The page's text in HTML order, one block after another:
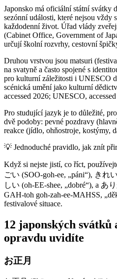
Japonsko má oficiální státní svátky
sezónní události, které nejsou vždy
každodenní život. Úřad vlády
(Cabinet Office, Government of
určují školní rozvrhy, cestovní
Druhou vrstvou jsou matsuri
na svatyně a často spojené s
pro kulturní záležitosti i UNESCO
scénická umění jako kulturní
accessed 2026; UNESCO,
Pro studující jazyk je to důležité,
dvě podoby: pevné pozdravy
reakce (jídlo, ohňostroje, kostýmy,
💡 Jednoduché pravidlo, jak znít
Když si nejste jistí, co říct,
ごい (SOO-goh-ee, „páni“), きれ
しい (oh-EE-shee, „dobré“), a あ
GAH-toh goh-zah-ee-MAHSS,
festivalové situace.
12 japonských
opravdu uvidíte
お正月